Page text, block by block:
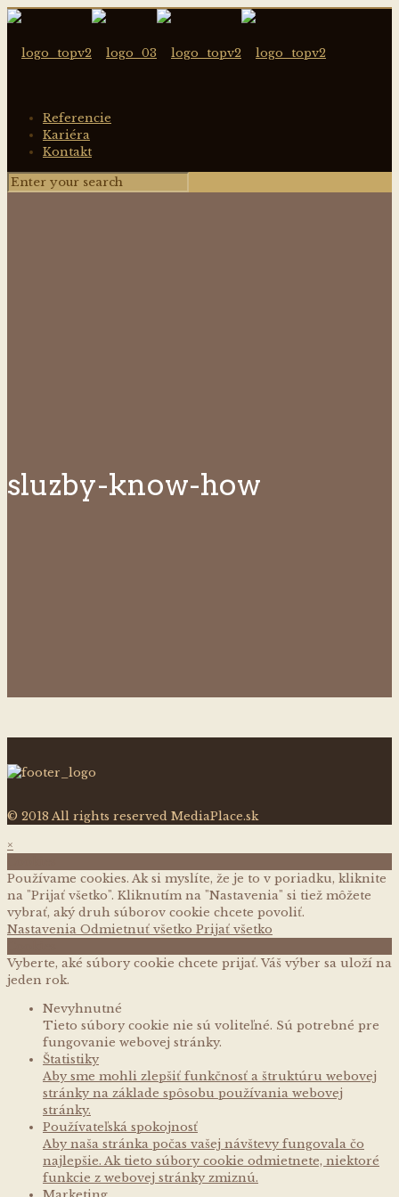
Referencie
Kariéra
Kontakt
sluzby-know-how
© 2018 All rights reserved MediaPlace.sk
×
Používame cookies. Ak si myslíte, že je to v poriadku, kliknite
na "Prijať všetko". Kliknutím na "Nastavenia" si tiež môžete
vybrať, aký druh súborov cookie chcete povoliť.
Nastavenia Odmietnuť všetko Prijať všetko
Vyberte, aké súbory cookie chcete prijať. Váš výber sa uloží na
jeden rok.
Nevyhnutné
Tieto súbory cookie nie sú voliteľné. Sú potrebné pre
fungovanie webovej stránky.
Štatistiky
Aby sme mohli zlepšiť funkčnosť a štruktúru webovej
stránky na základe spôsobu používania webovej
stránky.
Používateľská spokojnosť
Aby naša stránka počas vašej návštevy fungovala čo
najlepšie. Ak tieto súbory cookie odmietnete, niektoré
funkcie z webovej stránky zmiznú.